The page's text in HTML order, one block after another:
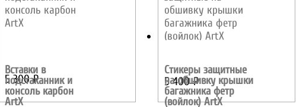
Вставки в
подстаканник и
консоль карбон
ArtX
5 300₽
Стикеры защитные
на обшивку крышки
багажника фетр
(войлок) ArtX
5 400₽